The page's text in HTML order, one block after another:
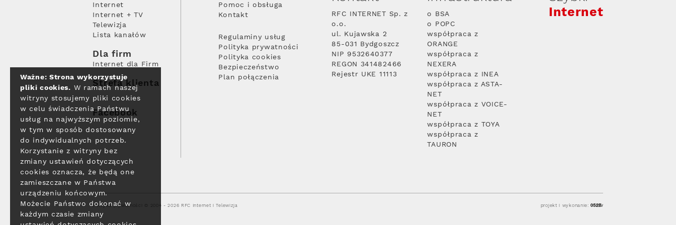
Internet
Internet + TV
Telewizja
Lista kanałów
Dla firm
Internet dla Firm
Strefa klienta
Facebook
Pomoc i obsługa
Kontakt
Regulaminy usług
Polityka prywatności
Polityka cookies
Bezpieczeństwo
Plan połączenia
RFC INTERNET Sp. z
o.o.
ul. Kujawska 2
85-031 Bydgoszcz
NIP 9532640377
REGON 341482466
Rejestr UKE 11113
o BSA
o POPC
współpraca z
ORANGE
współpraca z
NEXERA
współpraca z INEA
współpraca z ASTA-
NET
współpraca z VOICE-
NET
współpraca z TOYA
współpraca z
TAURON
Internet
Polityka prywatności © 2004 - 2026 RFC Internet i Telewizja projekt i wykonanie:
Ważne: Strona wykorzystuje
pliki cookies. W ramach naszej
witryny stosujemy pliki cookies
w celu świadczenia Państwu
usług na najwyższym poziomie,
w tym w sposób dostosowany
do indywidualnych potrzeb.
Korzystanie z witryny bez
zmiany ustawień dotyczących
cookies oznacza, że będą one
zamieszczane w Państwa
urządzeniu końcowym.
Możecie Państwo dokonać w
każdym czasie zmiany